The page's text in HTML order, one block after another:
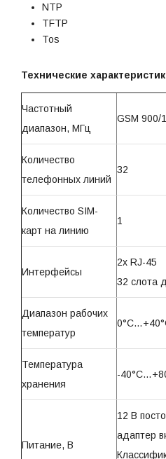
NTP
TFTP
Тоs
Технические
Частотный
диапазон, МГц
GSM 900/
Количество
телефонных линий
32
Количество SIM-
карт на линию
1
Интерфейсы
2х RJ-45
32 слота
Диапазон рабочих
температур
Температура
хранения
-
Питание, В
12 В
адаптер